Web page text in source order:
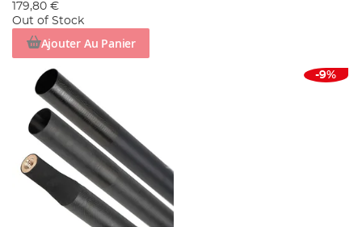
179,80 €
Out of Stock
Ajouter Au Panier
-9%